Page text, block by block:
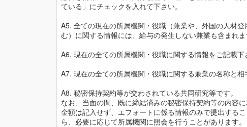
ている」にチェックを入れて下さい。
A5. 全ての現在の所属機関・役職（兼業や、外国の人材
む）に関する情報には、給与の発生しない兼業も含まれま
A6. 現在の全ての所属機関・役職に関する情報をご記載
A7. 現在の全ての所属機関・役職に関する兼業の名称と
A8. 秘密保持契約等が交わされている共同研究等です。
なお、当面の間、既に締結済みの秘密保持契約等の内容
金額は記入せず、エフォートに係る情報のみで提出する
ら、必要に応じて所属機関に照会を行うことがあります。